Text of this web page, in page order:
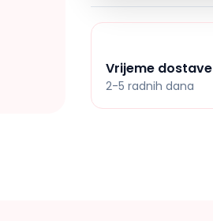
Vrijeme dostave
2-5 radnih dana